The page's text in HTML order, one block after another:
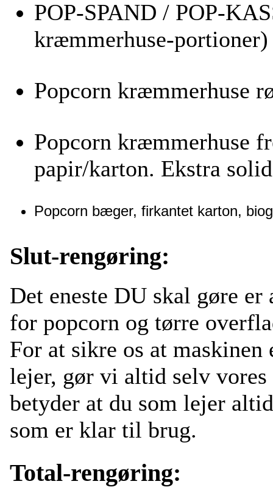
POP-SPAND / POP-
kræmmerhuse-portioner)
Popcorn kræmmerhuse
Popcorn kræmmerhuse
papir/karton. Ekstra
Popcorn bæger, firkantet karton,
Slut-rengøring:
Det eneste DU skal gøre er
for popcorn og tørre
For at sikre os at
lejer, gør vi altid selv
betyder at du som lejer
som er klar til brug.
Total-rengøring: